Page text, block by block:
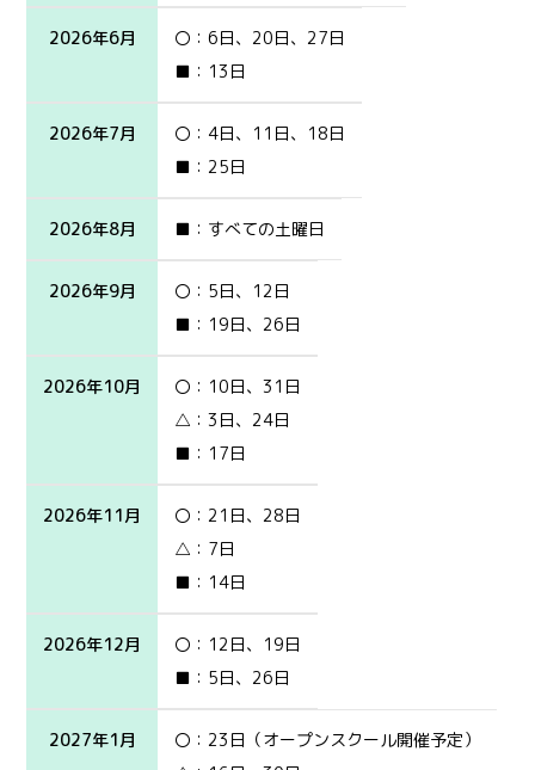
2026年6月
〇：6日、20日、27日
■：13日
2026年7月
〇：4日、11日、18日
■：25日
2026年8月 ■：すべての土曜日
2026年9月
〇：5日、12日
■：19日、26日
2026年10月
〇：10日、31日
△：3日、24日
■：17日
2026年11月
〇：21日、28日
△：7日
■：14日
2026年12月
〇：12日、19日
■：5日、26日
2027年1月
〇：23日（オープンスクール開催予定）